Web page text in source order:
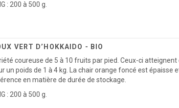
: 200 à 500 g.
VERT D’HOKKAIDO - BIO
coureuse de 5 à 10 fruits par pied. Ceux-ci
un poids de 1 à 4 kg. La chair orange foncé est épaisse
en matière de durée de stockage.
: 200 à 500 g.